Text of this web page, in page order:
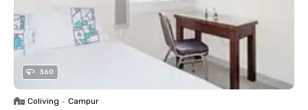
360
Coliving • Campur